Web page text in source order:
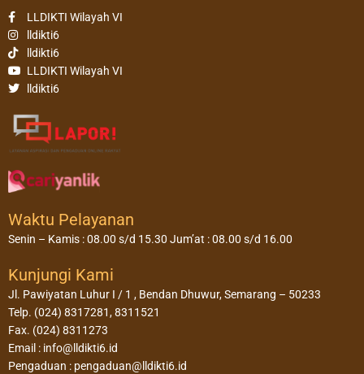
LLDIKTI Wilayah VI
lldikti6
lldikti6
LLDIKTI Wilayah VI
lldikti6
Waktu Pelayanan
Senin – Kamis : 08.00 s/d 15.30 Jum’at : 08.00 s/d 16.00
Kunjungi Kami
Jl. Pawiyatan Luhur I / 1 , Bendan Dhuwur, Semarang – 50233
Telp. (024) 8317281, 8311521
Fax. (024) 8311273
Email : info@lldikti6.id
Pengaduan : pengaduan@lldikti6.id